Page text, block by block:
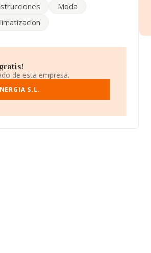
empresas, en el ámbito
y se calcula un promedio de
es de 18 años.
Moda
de esta empresa.
S.L.